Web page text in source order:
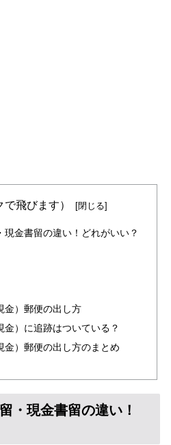
飛びます）
現金書留の違い！どれがいい？
金）郵便の出し方
）に追跡はついている？
金）郵便の出し方のまとめ
・現金書留の違い！